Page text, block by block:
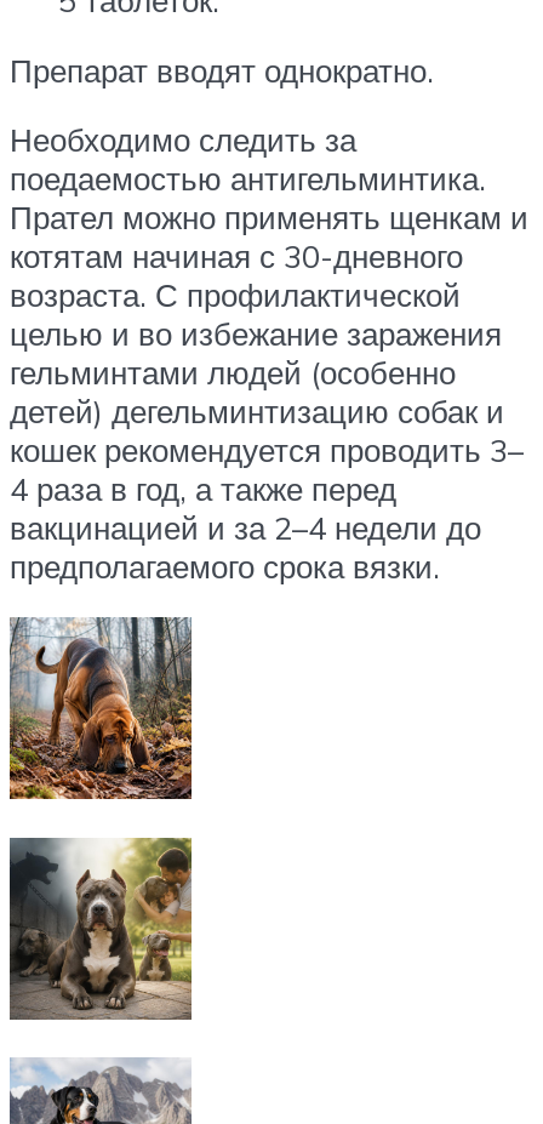
Препарат вводят однократно.
Необходимо следить за
поедаемостью антигельминтика.
Прател можно применять щенкам и
котятам начиная с 30-дневного
возраста. С профилактической
целью и во избежание заражения
гельминтами людей (особенно
детей) дегельминтизацию собак и
кошек рекомендуется проводить 3–
4 раза в год, а также перед
вакцинацией и за 2–4 недели до
предполагаемого срока вязки.